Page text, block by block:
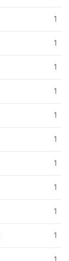
1
1
1
1
1
1
1
1
1
1